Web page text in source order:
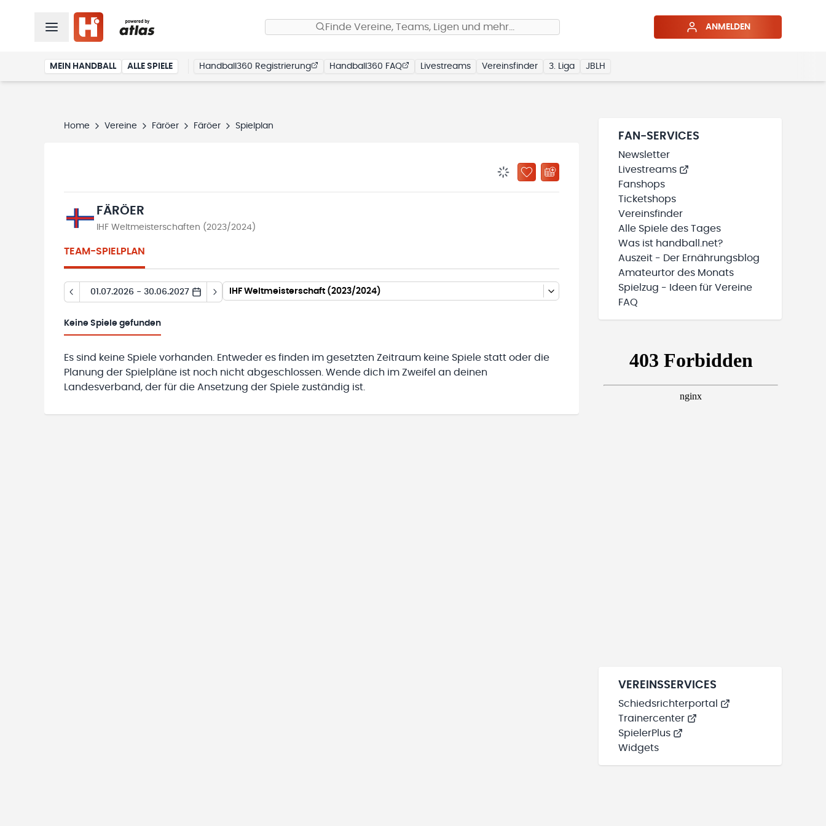
Finde Vereine, Teams, Ligen und mehr… ANMELDEN
MEIN HANDBALL ALLE SPIELE Handball360 Registrierung Handball360 FAQ Livestreams Vereinsfinder 3. Liga JBLH
Home Vereine Färöer Färöer Spielplan
BENACHRICHTIGUNGSSTATUS WIRD GELADEN
ZU „MEINE TEAMS“ HINZUFÜGEN
FÄRÖER
IHF Weltmeisterschaften (2023/2024)
TEAM-SPIELPLAN
01.07.2026 - 30.06.2027 IHF Weltmeisterschaft (2023/2024)
Keine Spiele gefunden
Es sind keine Spiele vorhanden. Entweder es finden im gesetzten Zeitraum keine Spiele statt oder die
Planung der Spielpläne ist noch nicht abgeschlossen. Wende dich im Zweifel an deinen
Landesverband, der für die Ansetzung der Spiele zuständig ist.
FAN-SERVICES
Newsletter
Livestreams
Fanshops
Ticketshops
Vereinsfinder
Alle Spiele des Tages
Was ist handball.net?
Auszeit - Der Ernährungsblog
Amateurtor des Monats
Spielzug - Ideen für Vereine
FAQ
VEREINSSERVICES
Schiedsrichterportal
Trainercenter
SpielerPlus
Widgets